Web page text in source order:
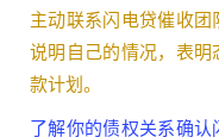
主动联系闪电贷催收团
说明自己的情况，表
款计划。
了解你的债权关系确